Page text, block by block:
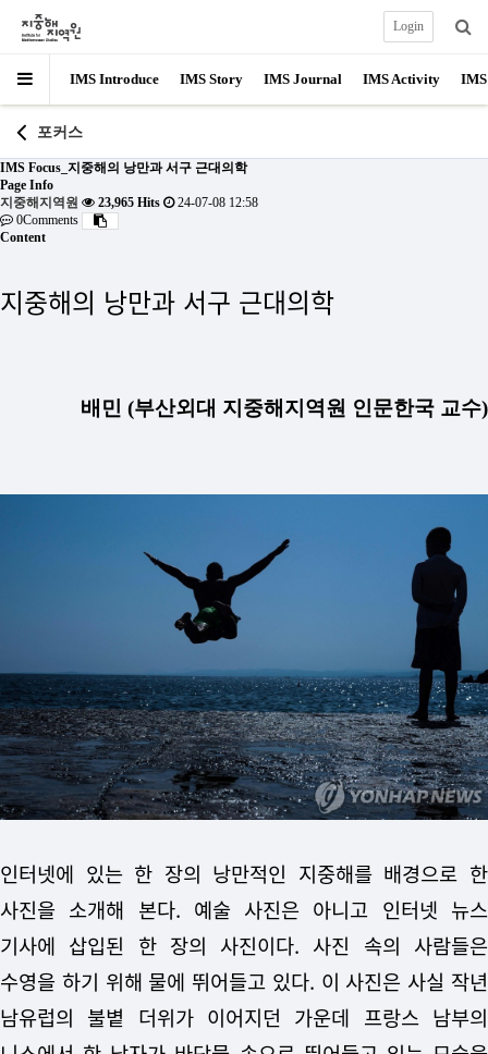
IMS Introduce IMS Story IMS Journal IMS Activity
Login
포커스
IMS Focus_지중해의 낭만과 서구 근대의학
Page Info
지중해지역원
23,965 Hits
24-07-08 12:58
0Comments
Content
지중해의 낭만과 서구 근대의학
배민 (부산외대 지중해지역원 인문한국 교수)
인터넷에 있는 한 장의 낭만적인 지중해를 배경으로 한
사진을 소개해 본다. 예술 사진은 아니고 인터넷 뉴스
기사에 삽입된 한 장의 사진이다. 사진 속의 사람들은
수영을 하기 위해 물에 뛰어들고 있다. 이 사진은 사실 작년
남유럽의 불볕 더위가 이어지던 가운데 프랑스 남부의